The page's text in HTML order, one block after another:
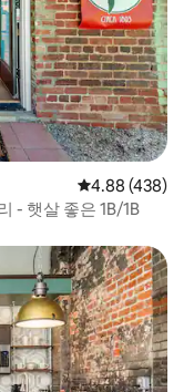
평점 4.88점(5
4.88 (438)
- 햇살 좋은 1B/1B